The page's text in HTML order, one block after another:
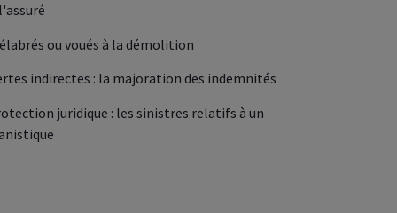
ou voués à la démolition
indirectes : la majoration des indemnités
juridique : les sinistres relatifs à un